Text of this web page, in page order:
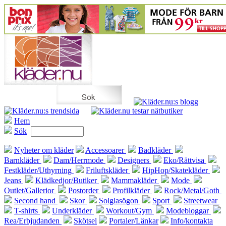
Hem
Sök
Nyheter om kläder Accessoarer
Badkläder
Barnkläder
Dam/Herrmode Designers
Eko/Rättvisa
Festkläder/Uthyrning
Friluftskläder
HipHop/Skatekläder
Jeans
Klädkedjor/Butiker Mammakläder
Mode
Outlet/Gallerior
Postorder Profilkläder
Rock/Metal/Goth
Second hand
Skor Solglasögon Sport
Streetwear
T-shirts
Underkläder Workout/Gym
Modebloggar
Rea/Erbjudanden
Skötsel Portaler/Länkar
Info/kontakta